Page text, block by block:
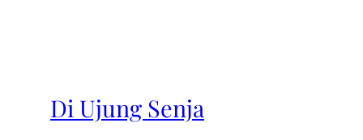
Di Ujung Senja